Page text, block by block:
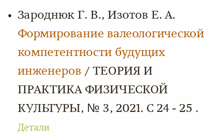
Зароднюк Г. В., Изотов Е. А.
Формирование валеологической
компетентности будущих
инженеров / ТЕОРИЯ И
ПРАКТИКА ФИЗИЧЕСКОЙ
КУЛЬТУРЫ, № 3, 2021. С 24 - 25 .
Детали